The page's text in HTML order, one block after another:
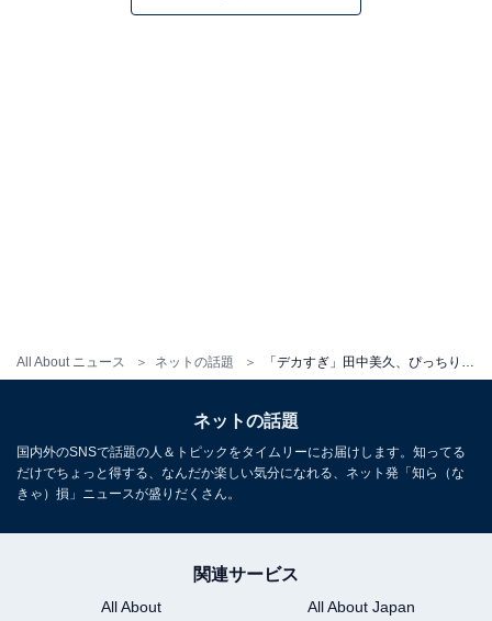
All About ニュース ネットの話題
ネットの話題
国内外のSNSで話題の人＆トピックをタイムリーにお届けします。知ってる
だけでちょっと得する、なんだか楽しい気分になれる、ネット発「知ら（な
きゃ）損」ニュースが盛りだくさん。
関連サービス
All About
All About Japan